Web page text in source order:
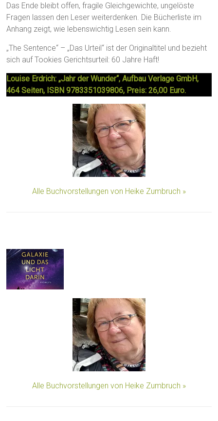
Das Ende bleibt offen, fragile Gleichgewichte, ungelöste
Fragen lassen den Leser weiterdenken. Die Bücherliste im
Anhang zeigt, wie lebenswichtig Lesen sein kann.
„The Sentence“ – „Das Urteil“ ist der Originaltitel und bezieht
sich auf Tookies Gerichtsurteil: 60 Jahre Haft!
Louise Erdrich: „Jahr der Wunder“, Aufbau Verlage GmbH,
464 Seiten, ISBN 9783351039806, Preis: 26,00 Euro.
Alle Buchvorstellungen von Heike Zumbruch »
Alle Buchvorstellungen von Heike Zumbruch »